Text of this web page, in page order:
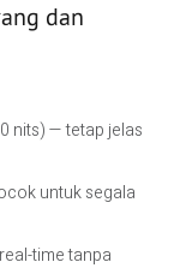
dan
nits) — tetap jelas
untuk segala
time tanpa